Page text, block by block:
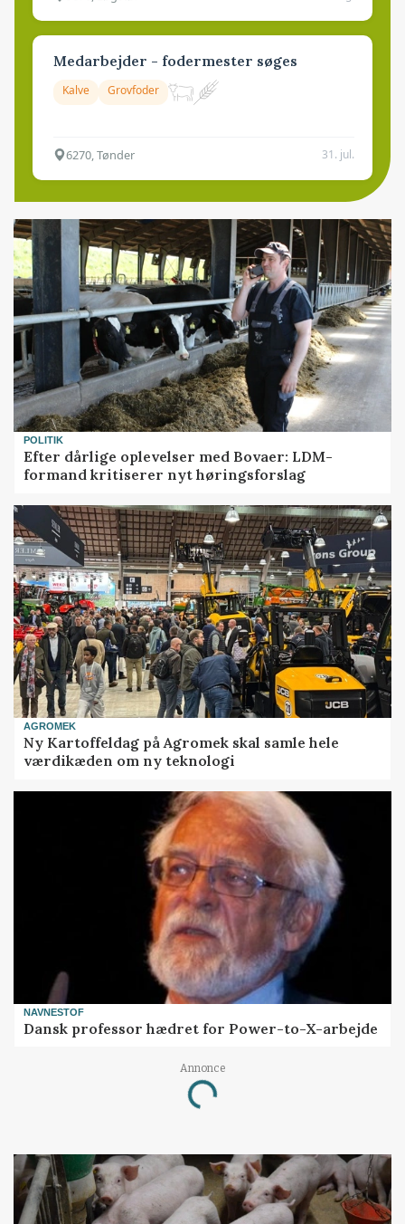
Medarbejder - fodermester søges
Kalve Grovfoder
6270, Tønder 31. jul.
POLITIK
Efter dårlige oplevelser med Bovaer: LDM-
formand kritiserer nyt høringsforslag
AGROMEK
Ny Kartoffeldag på Agromek skal samle hele
værdikæden om ny teknologi
NAVNESTOF
Dansk professor hædret for Power-to-X-arbejde
Annonce
Loading...